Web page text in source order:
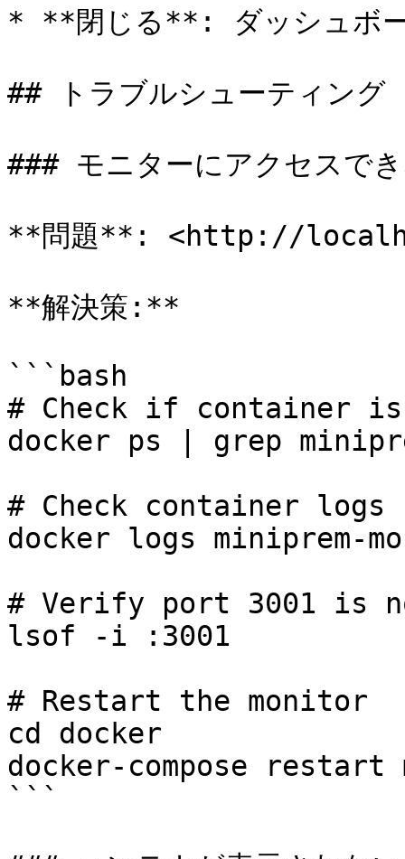
* **閉じる**: ダッシュボ
## トラブルシューティング
### モニターにアクセスで
**問題**: <http://
**解決策:**
```bash
# Check if container
docker ps | grep
# Check container logs
docker logs miniprem-
# Verify port 3001 is
lsof -i :3001
# Restart the monitor
cd docker
docker-compose restart
```